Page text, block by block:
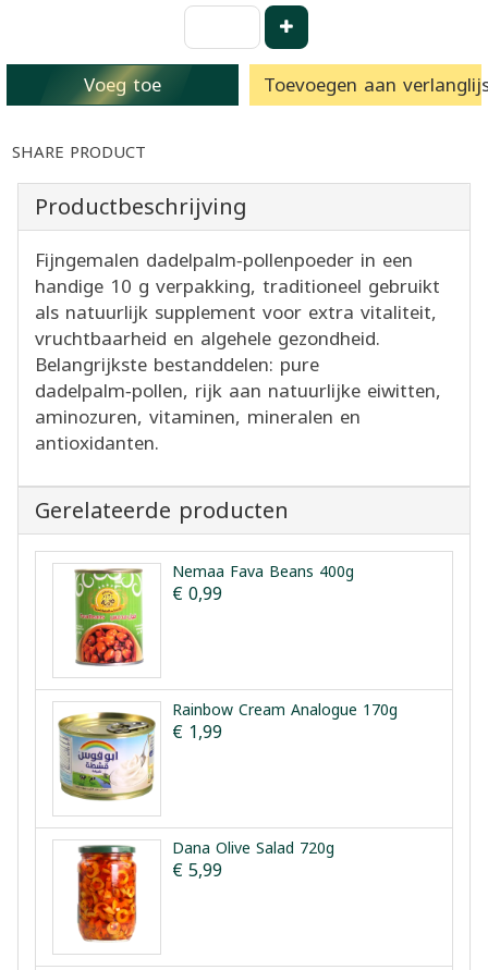
Voeg toe Toevoegen aan
SHARE PRODUCT
Productbeschrijving
Fijngemalen dadelpalm‑pollenpoeder in een
handige 10 g verpakking, traditioneel gebruikt
als natuurlijk supplement voor extra vitaliteit,
vruchtbaarheid en algehele gezondheid.
Belangrijkste bestanddelen: pure
dadelpalm‑pollen, rijk aan natuurlijke eiwitten,
aminozuren, vitaminen, mineralen en
antioxidanten.
Gerelateerde producten
Nemaa Fava Beans 400g
€ 0,99
Rainbow Cream Analogue 170g
€ 1,99
Dana Olive Salad 720g
€ 5,99